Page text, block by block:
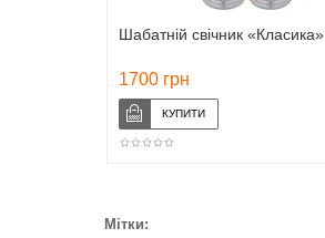
Шабатній свічник «Класика»
1700 грн
Мітки: